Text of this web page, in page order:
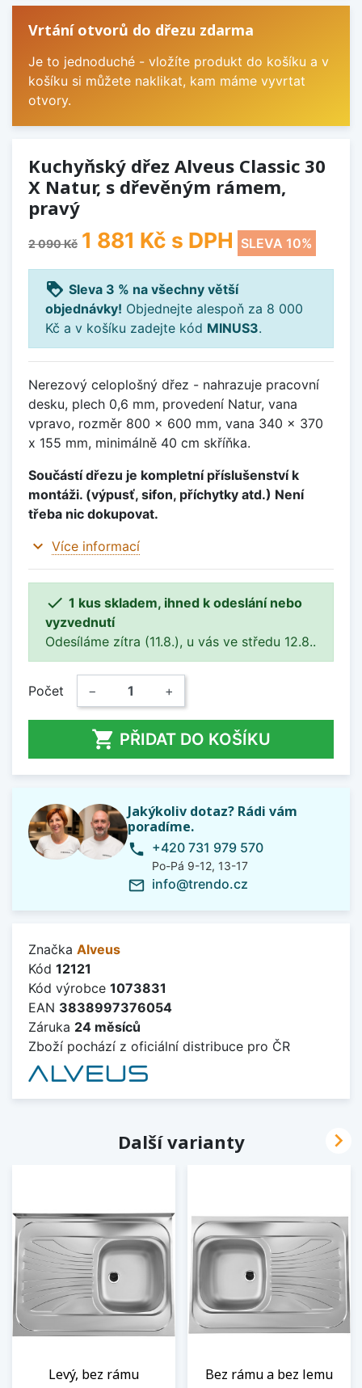
Vrtání otvorů do dřezu zdarma
Je to jednoduché - vložíte produkt do košíku a v
košíku si můžete naklikat, kam máme vyvrtat
otvory.
Kuchyňský dřez Alveus Classic 30
X Natur, s dřevěným rámem,
pravý
2 090 Kč 1 881 Kč s DPH SLEVA 10%
loyalty Sleva 3 % na všechny větší
objednávky! Objednejte alespoň za 8 000
Kč a v košíku zadejte kód MINUS3.
Nerezový celoplošný dřez - nahrazuje pracovní
desku, plech 0,6 mm, provedení Natur, vana
vpravo, rozměr 800 x 600 mm, vana 340 x 370
x 155 mm, minimálně 40 cm skříňka.
Součástí dřezu je kompletní příslušenství k
montáži. (výpusť, sifon, příchytky atd.) Není
třeba nic dokupovat.
expand_more Více informací
 1 kus skladem, ihned k odeslání nebo
vyzvednutí
Odesíláme zítra (11.8.), u vás ve středu 12.8..
Počet − +
 PŘIDAT DO KOŠÍKU
Jakýkoliv dotaz? Rádi vám
poradíme.
phone +420 731 979 570
Po-Pá 9-12, 13-17
mail_outline info@trendo.cz
Značka Alveus
Kód 12121
Kód výrobce 1073831
EAN 3838997376054
Záruka 24 měsíců
Zboží pochází z oficiální distribuce pro ČR
Další varianty
Levý, bez rámu Bez rámu a bez lemu
